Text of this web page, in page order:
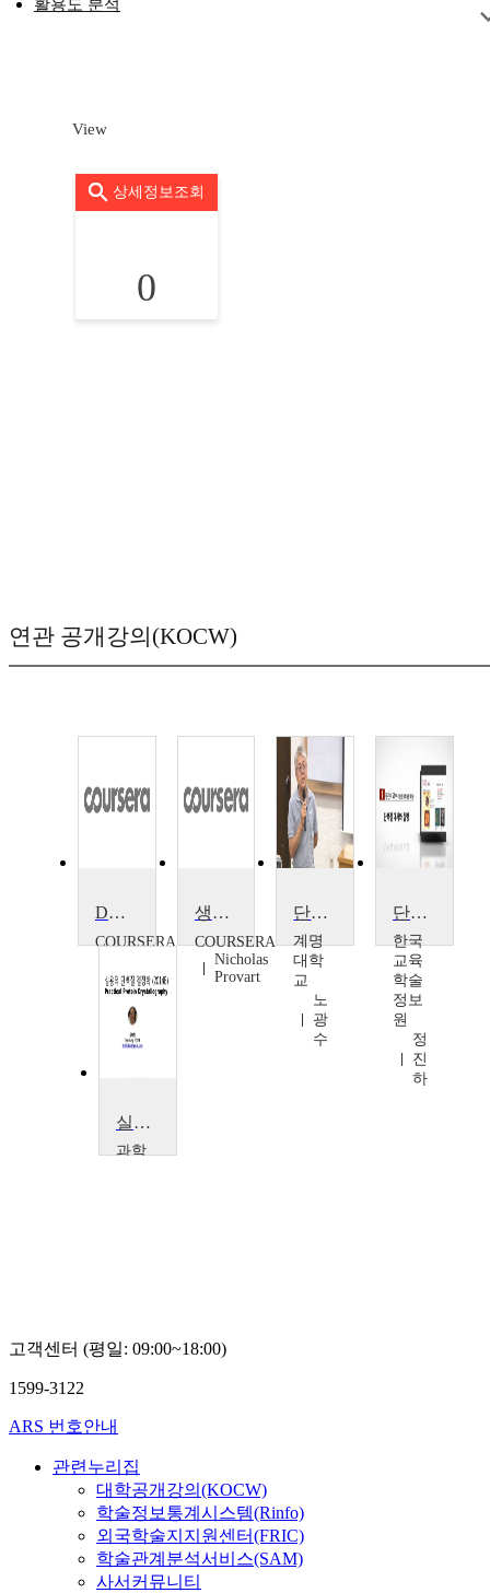
활용도 분석
View
상세정보조회
0
연관 공개강의(KOCW)
DNA와 단백질에서 돌연변이 발견(생물정보학 VI)
COURSERA
Pevzner,
Phillip
Compeau
생물정보법 1
COURSERA
Nicholas
Provart
단백질공학
계명
대학
교
노
광
수
단백질 대사와 질병
한국
교육
학술
정보
원
정
진
하
실용적 단백질결정학 (2014B)
과학
고객센터 (평일: 09:00~18:00)
1599-3122
ARS 번호안내
관련누리집
대학공개강의(KOCW)
학술정보통계시스템(Rinfo)
외국학술지지원센터(FRIC)
학술관계분석서비스(SAM)
사서커뮤니티